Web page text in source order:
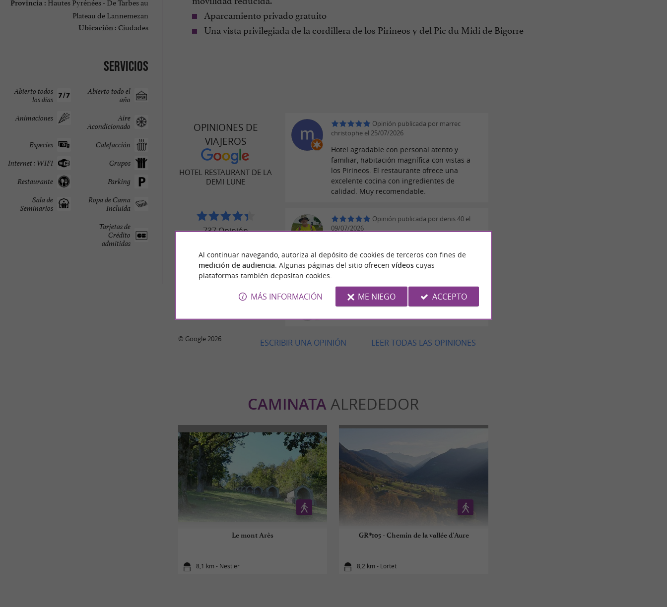
Provincia :
Plateau de Lannemezan
Ubicación : Ciudades
Servicios
Abierto todo el
año
Abierto todos
los días
Aire
Acondicionado
Animaciones
Calefacción
Especies
Grupos
Internet : WIFI
Parking
Restaurante
Ropa de Cama
Incluida
Sala de
Seminarios
Tarjetas de
Crédito
admitidas
Aparcamiento privado gratuito
Una vista privilegiada de la cordillera de los Pirineos y del Pic du Midi de Bigorre
OPINIONES DE
VIAJEROS
HOTEL RESTAURANT DE LA
DEMI LUNE
737 Opinión
Opinión publicada por marrec
christophe el 25/07/2026
Hotel agradable con personal atento y
familiar, habitación magnífica con vistas a
los Pirineos. El restaurante ofrece una
excelente cocina con ingredientes de
calidad. Muy recomendable.
Opinión publicada por denis 40 el
09/07/2026
inmejorables. El servicio lo prestan jóvenes
muy amables.
Opinión publicada por Régis
Loiseau el 08/07/2026
LEER TODAS LAS OPINIONES
ESCRIBIR UNA OPINIÓN
© Google 2026
CAMINATA ALREDEDOR
Le mont Arès
8,1 km - Nestier
GR®105 - Chemin de la vallée d'Aure
8,2 km - Lortet
Al continuar navegando, autoriza al depósito de cookies de terceros con fines de
medición de audiencia . Algunas páginas del sitio ofrecen vídeoscuyas
plataformas también depositan cookies.
MÁS INFORMACIÓN ME NIEGO ACCEPTO